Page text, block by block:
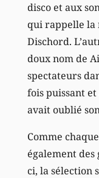
disco et aux
qui rappelle la
Dischord.
doux nom de
spectateurs
fois puissant
avait oublié
Comme
également des
ci, la sélection